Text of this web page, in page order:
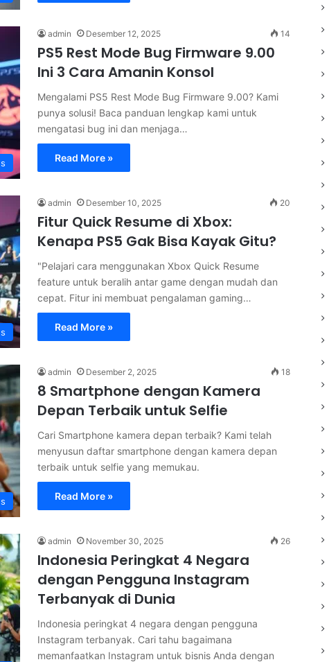
admin Desember 12, 2025 14
PS5 Rest Mode Bug Firmware 9.00
Ini 3 Cara Amanin Konsol
Mengalami PS5 Rest Mode Bug Firmware 9.00? Kami
punya solusi! Baca panduan lengkap kami untuk
mengatasi bug ini dan menjaga…
Read More »
admin Desember 10, 2025 20
Fitur Quick Resume di Xbox:
Kenapa PS5 Gak Bisa Kayak Gitu?
"Pelajari cara menggunakan Xbox Quick Resume
feature untuk beralih antar game dengan mudah dan
cepat. Fitur ini membuat pengalaman gaming…
Read More »
admin Desember 2, 2025 18
8 Smartphone dengan Kamera
Depan Terbaik untuk Selfie
Cari Smartphone kamera depan terbaik? Kami telah
menyusun daftar smartphone dengan kamera depan
terbaik untuk selfie yang memukau.
Read More »
admin November 30, 2025 26
⁠Indonesia Peringkat 4 Negara
dengan Pengguna Instagram
Terbanyak di Dunia
Indonesia peringkat 4 negara dengan pengguna
Instagram terbanyak. Cari tahu bagaimana
memanfaatkan Instagram untuk bisnis Anda dengan